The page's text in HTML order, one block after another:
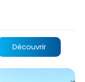
Découvrir